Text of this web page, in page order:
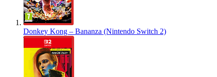
Donkey Kong – Bananza (Nintendo Switch 2)